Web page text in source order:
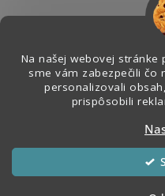
Na našej webovej
sme vám zabezpečili čo
personalizovali
prispôsobili